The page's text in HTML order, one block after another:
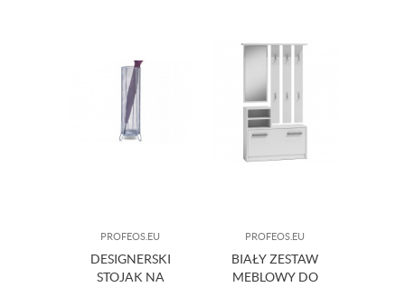
PROFEOS.EU
DESIGNERSKI
STOJAK NA
PROFEOS.EU
BIAŁY ZESTAW
MEBLOWY DO